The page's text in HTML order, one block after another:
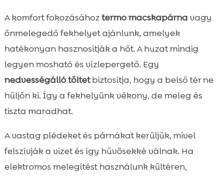
A komfort fokozásáhoztermo macskapárna vagy
önmelegedő fekhelyet ajánlunk, amelyek
hatékonyan hasznosítják a hőt. A huzat mindig
legyen mosható és vízlepergető. Egy
nedvességálló töltetbiztosítja, hogy a belső tér ne
hűljön ki. Így a fekhelyünk vékony, de meleg és
tiszta maradhat.
A vastag plédeket és párnákat kerüljük, mivel
felszívják a vizet és így hűvösekké válnak. Ha
elektromos melegítést használunk kültéren,